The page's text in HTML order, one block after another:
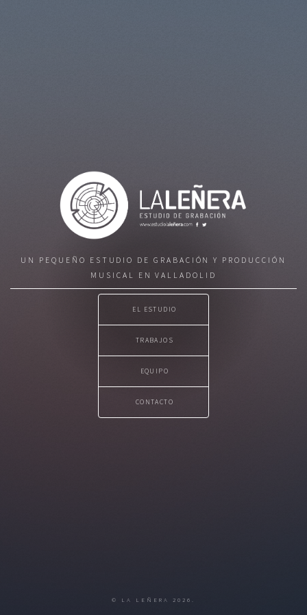
UN PEQUEÑO ESTUDIO DE GRABACIÓN Y PRODUCCIÓN
MUSICAL EN VALLADOLID
EL ESTUDIO
TRABAJOS
EQUIPO
CONTACTO
© LA LEÑERA 2026.